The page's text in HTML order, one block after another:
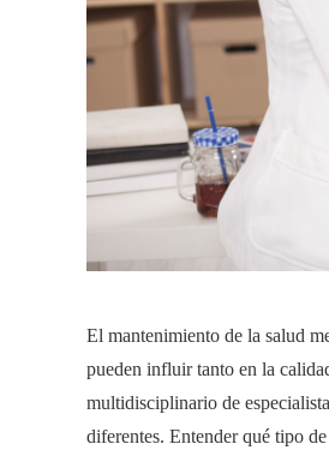
El mantenimiento de la salud
pueden influir tanto en la
multidisciplinario de
diferentes. Entender qué tipo